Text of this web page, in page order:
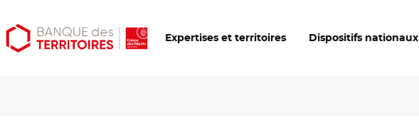
Aller
au
Aller
au
Ouvrir
les
Expertises et territoires Dispositifs nationaux